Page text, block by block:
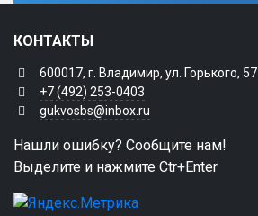
КОНТАКТЫ
600017, г. Владимир, ул. Горького, 57
+7 (492) 253-0403
gukvosbs@inbox.ru
Нашли ошибку? Сообщите нам!
Выделите и нажмите Ctr+Enter